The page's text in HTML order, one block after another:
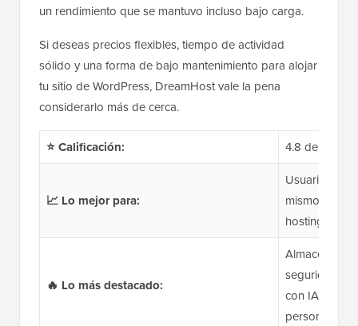
un rendimiento que se mantuvo incluso bajo carga.
Si deseas precios flexibles, tiempo de actividad
sólido y una forma de bajo mantenimiento para alojar
tu sitio de WordPress, DreamHost vale la pena
considerarlo más de cerca.
⭐ Calificación: 4.8 de 5
📈 Lo mejor para:
Usuarios de
mismos,
hosting
🔥 Lo más destacado:
seguridad
con IA